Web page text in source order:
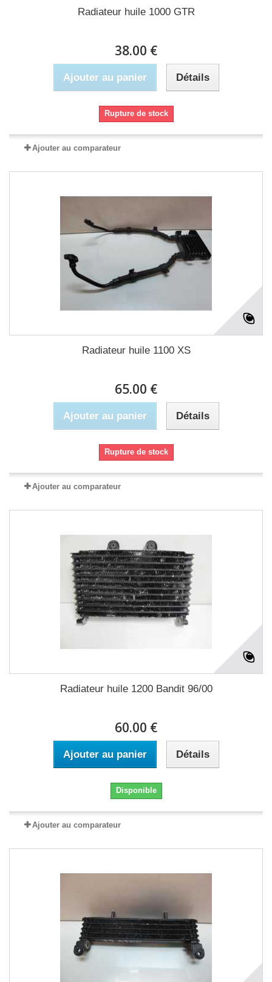
Radiateur huile 1000 GTR
38.00 €
Ajouter au panier Détails
Rupture de stock
Ajouter au comparateur
Radiateur huile 1100 XS
65.00 €
Ajouter au panier Détails
Rupture de stock
Ajouter au comparateur
Radiateur huile 1200 Bandit 96/00
60.00 €
Ajouter au panier Détails
Disponible
Ajouter au comparateur